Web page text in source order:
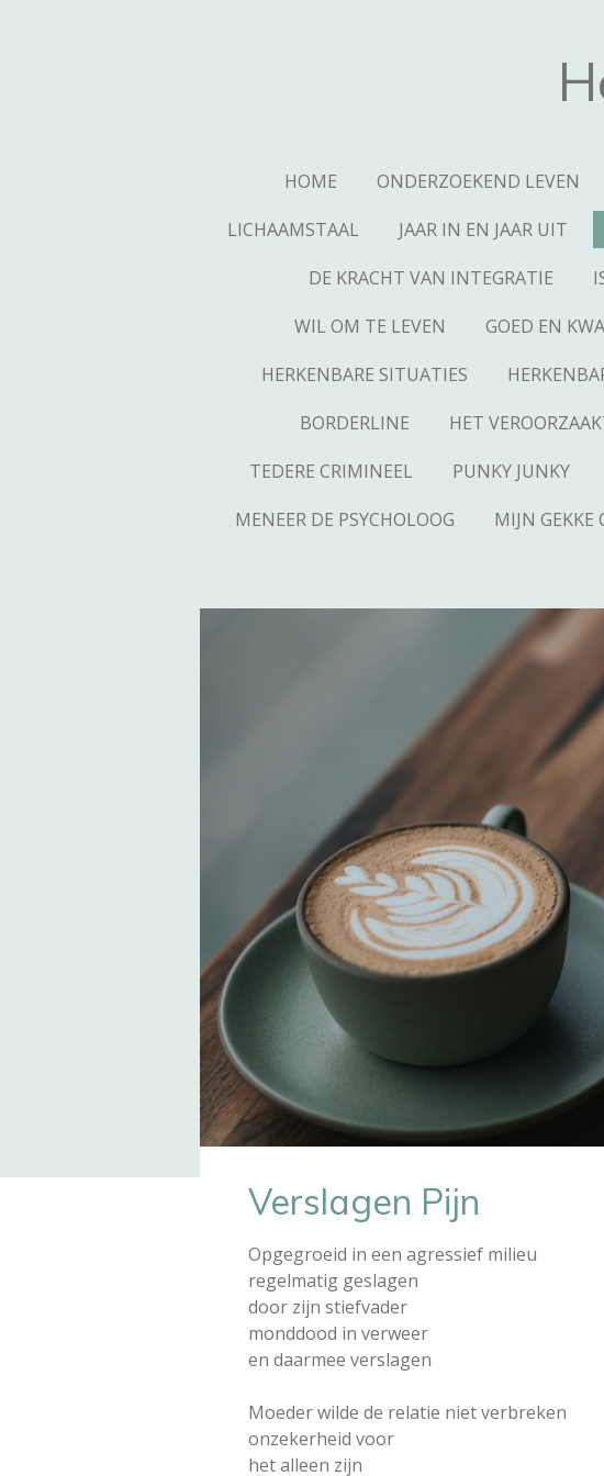
HOME ONDERZOEKEND LEVEN
LICHAAMSTAAL
JAAR IN EN JAAR UIT
DE KRACHT VAN INTEGRATIE
WIL OM TE LEVEN
GOED EN
HERKENBARE SITUATIES
BORDERLINE
HET
TEDERE CRIMINEEL
PUNKY JUNKY
MENEER DE PSYCHOLOOG
MIJN GEKKE
Verslagen Pijn
Opgegroeid in een agressief milieu
regelmatig geslagen
door zijn stiefvader
monddood in verweer
en daarmee verslagen
Moeder wilde de relatie niet verbreken
onzekerheid voor
het alleen zijn